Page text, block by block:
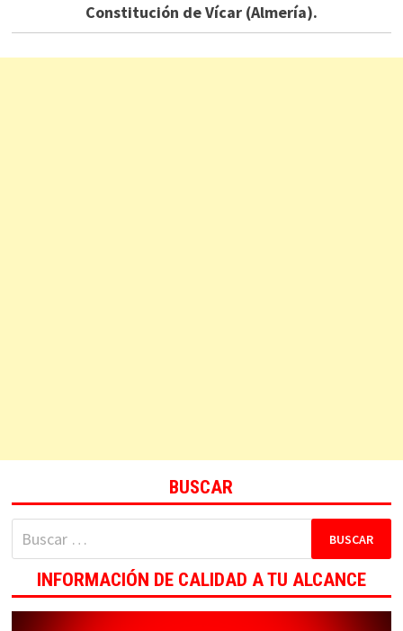
Constitución de Vícar (Almería).
BUSCAR
Buscar:
INFORMACIÓN DE CALIDAD A TU ALCANCE